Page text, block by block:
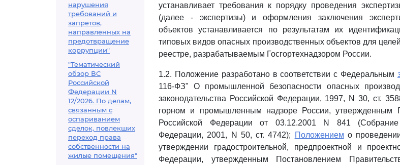
нарушения
требований и
запретов,
направленных на
предотвращение
коррупции"
"Тематический
обзор ВС
Российской
Федерации N
12/2026. По делам,
связанным с
оспариванием
сделок, повлекших
переход права
собственности на
жилые помещения"
устанавливает требования к порядку проведения
(далее - экспертизы) и оформления заключения
объектов устанавливается по результатам их
типовых видов опасных производственных объектов для
реестре, разрабатываемым Госгортехнадзором России.
1.2. Положение разработано в соответствии с Федеральным
116-ФЗ" О промышленной безопасности опасных
законодательства Российской Федерации, 1997, N 30, ст.
горном и промышленным надзоре России, утвержденным
Российской Федерации от 03.12.2001 N 841 (Собрание
Федерации, 2001, N 50, ст. 4742);
Положением о
утверждении градостроительной, предпроектной и
Федерации, утвержденным Постановлением